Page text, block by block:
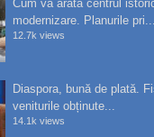
Cum va arăta centrul
modernizare. Planurile pri...
12.7k views
Diaspora, bună de plată.
veniturile obținute...
14.1k views